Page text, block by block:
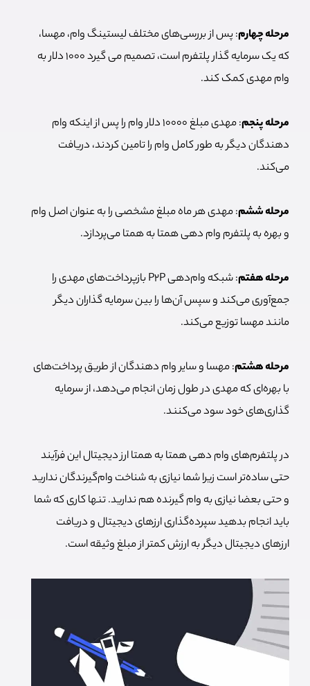
مرحله چهارم: پس از بررسی‌های مختلف لیستینگ وام، مهسا،
که یک سرمایه گذار پلتفرم است، تصمیم می گیرد 1000 دلار به
وام مهدی کمک کند.
مرحله پنجم
: مهدی مبلغ 10000 دلار وام را پس از اینکه وام
دهندگان دیگر به طور کامل وام را تامین کردند، دریافت
می‌کند.
مرحله ششم: مهدی هر ماه مبلغ مشخصی را به عنوان اصل وام
و بهره به پلتفرم وام دهی همتا به همتا می‌پردازد.
مرحله هفتم
: شبکه وام‌دهی P2P بازپرداخت‌های مهدی را
جمع‌آوری می‌کند و سپس آن‌ها را بین سرمایه گذاران دیگر
مانند مهسا توزیع می‌کند.
مرحله هشتم: مهسا و سایر وام دهندگان از طریق پرداخت‌های
با بهره‌ای که مهدی در طول زمان انجام می‌دهد، از سرمایه
گذاری‌های خود سود می‌کنند.
در پلتفرم‌های وام دهی همتا به همتا ارز دیجیتال این فرآیند
حتی ساده‌تر است زیرا شما نیازی به شناخت وام‌گیرندگان ندارید
و حتی بعضا نیازی به وام گیرنده هم ندارید. تنها کاری که شما
باید انجام بدهید سپرده‌گذاری ارزهای دیجیتال و دریافت
ارزهای دیجیتال دیگر به ارزش کمتر از مبلغ وثیقه است.